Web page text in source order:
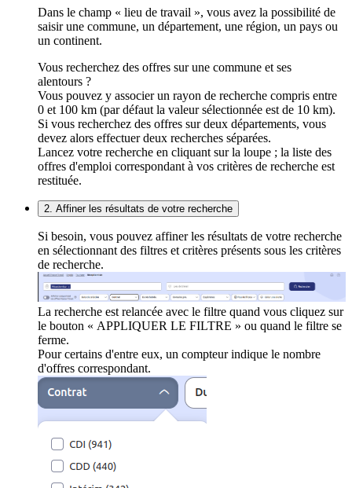
Dans le champ « lieu de travail », vous avez la possibilité de
saisir une commune, un département, une région, un pays ou
un continent.
Vous recherchez des offres sur une commune et ses
alentours ?
Vous pouvez y associer un rayon de recherche compris entre
0 et 100 km (par défaut la valeur sélectionnée est de 10 km).
Si vous recherchez des offres sur deux départements, vous
devez alors effectuer deux recherches séparées.
Lancez votre recherche en cliquant sur la loupe ; la liste des
offres d'emploi correspondant à vos critères de recherche est
restituée.
2. Affiner les résultats de votre recherche
Si besoin, vous pouvez affiner les résultats de votre recherche
en sélectionnant des filtres et critères présents sous les critères
de recherche.
La recherche est relancée avec le filtre quand vous cliquez sur
le bouton « APPLIQUER LE FILTRE » ou quand le filtre se
ferme.
Pour certains d'entre eux, un compteur indique le nombre
d'offres correspondant.